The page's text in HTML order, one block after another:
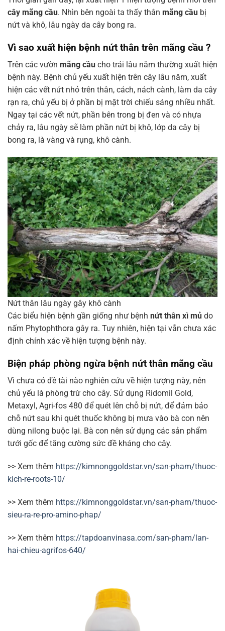
cây mãng cầu. Nhìn bên ngoài ta thấy thân mãng cầu bị
nứt và khô, lâu ngày da cây bong ra.
Vì sao xuất hiện bệnh nứt thân trên mãng cầu ?
Trên các vườn mãng cầu cho trái lâu năm thường xuất hiện
bệnh này. Bệnh chủ yếu xuất hiện trên cây lâu năm, xuất
hiện các vết nứt nhỏ trên thân, cách, nách cành, làm da cây
rạn ra, chủ yếu bị ở phần bị mặt trời chiếu sáng nhiều nhất.
Ngay tại các vết nứt, phần bên trong bị đen và có nhựa
chảy ra, lâu ngày sẽ làm phần nứt bị khô, lớp da cây bị
bong ra, là vàng và rụng, khô cành.
Nứt thân lâu ngày gây khô cành
Các biểu hiện bệnh gần giống như bệnh nứt thân xì mủ do
nấm Phytophthora gây ra. Tuy nhiên, hiện tại vẫn chưa xác
định chính xác về hiện tượng bệnh này.
Biện pháp phòng ngừa bệnh nứt thân mãng cầu
Vì chưa có đề tài nào nghiên cứu về hiện tượng này, nên
chủ yếu là phòng trừ cho cây. Sử dụng Ridomil Gold,
Metaxyl, Agri-fos 480 để quét lên chỗ bị nứt, để đảm bảo
chỗ nứt sau khi quét thuốc không bị mưa vào bà con nên
dùng nilong buộc lại. Bà con nên sử dụng các sản phẩm
tưới gốc để tăng cường sức đề kháng cho cây.
>> Xem thêm https://kimnonggoldstar.vn/san-pham/thuoc-
kich-re-roots-10/
>> Xem thêm https://kimnonggoldstar.vn/san-pham/thuoc-
sieu-ra-re-pro-amino-phap/
>> Xem thêm https://tapdoanvinasa.com/san-pham/lan-
hai-chieu-agrifos-640/